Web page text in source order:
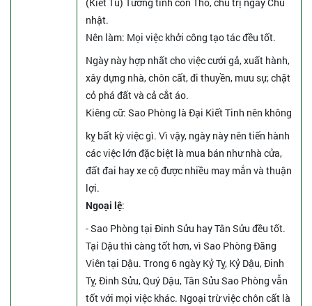
nhật.
Nên làm: Mọi việc khởi công tạo tác đều tốt.
Ngày này hợp nhất cho việc cưới gả, xuất hành,
xây dựng nhà, chôn cất, đi thuyền, mưu sự, chặt
cỏ phá đất và cả cắt áo.
Kiêng cữ: Sao Phòng là Đại Kiết Tinh nên không
kỵ bất kỳ việc gì. Vì vậy, ngày này nên tiến hành
các việc lớn đặc biệt là mua bán như nhà cửa,
đất đai hay xe cộ được nhiều may mắn và thuận
lợi.
Ngoại lệ:
- Sao Phòng tại Đinh Sửu hay Tân Sửu đều tốt.
Tại Dậu thì càng tốt hơn, vì Sao Phòng Đăng
Viên tại Dậu. Trong 6 ngày Kỷ Tỵ, Kỷ Dậu, Đinh
Tỵ, Đinh Sửu, Quý Dậu, Tân Sửu Sao Phòng vẫn
tốt với mọi việc khác. Ngoại trừ việc chôn cất là